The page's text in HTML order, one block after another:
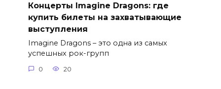
Концерты Imagine Dragons: где
купить билеты на захватывающие
выступления
Imagine Dragons – это одна из самых
успешных рок-групп
0 20